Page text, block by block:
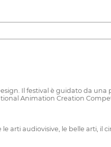
Il festival è guidato da una
Animation Creation
arti audiovisive, le belle arti, il